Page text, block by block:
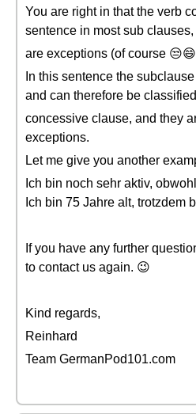
You are right in that the verb
sentence in most sub
are exceptions (of course
In this sentence the
and can therefore be
concessive clause, and they
exceptions.
Let me give you another
Ich bin noch sehr aktiv,
Ich bin 75 Jahre alt, trotzdem
If you have any further
to contact us again. 😉
Kind regards,
Reinhard
Team GermanPod101.com